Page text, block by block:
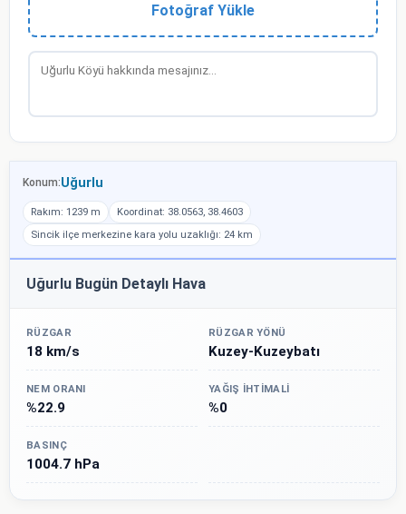
Fotoğraf Yükle
Konum:Uğurlu
Rakım: 1239 m
Koordinat: 38.0563, 38.4603
Sincik ilçe merkezine kara yolu uzaklığı: 24 km
Uğurlu Bugün Detaylı Hava
RÜZGAR
18 km/s
RÜZGAR YÖNÜ
Kuzey-Kuzeybatı
NEM ORANI
%22.9
YAĞIŞ İHTIMALI
%0
BASINÇ
1004.7 hPa